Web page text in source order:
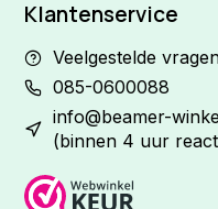
Klantenservice
Veelgestelde
085-0600088
info@beamer-
(binnen 4 uur